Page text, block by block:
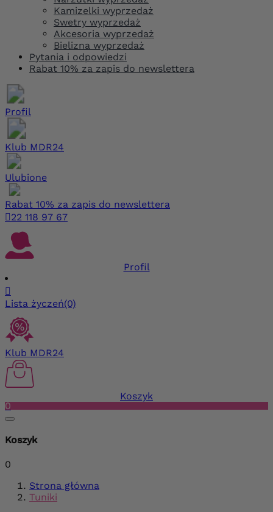
Kamizelki wyprzedaż
Swetry wyprzedaż
Akcesoria wyprzedaż
Bielizna wyprzedaż
Pytania i odpowiedzi
Rabat 10% za zapis do newslettera
Profil
Klub MDR24
Ulubione
Rabat 10% za zapis do newslettera
22 118 97 67
Profil

Lista życzeń(0)
Klub MDR24
Koszyk
0
Koszyk
0
Strona główna
Tuniki